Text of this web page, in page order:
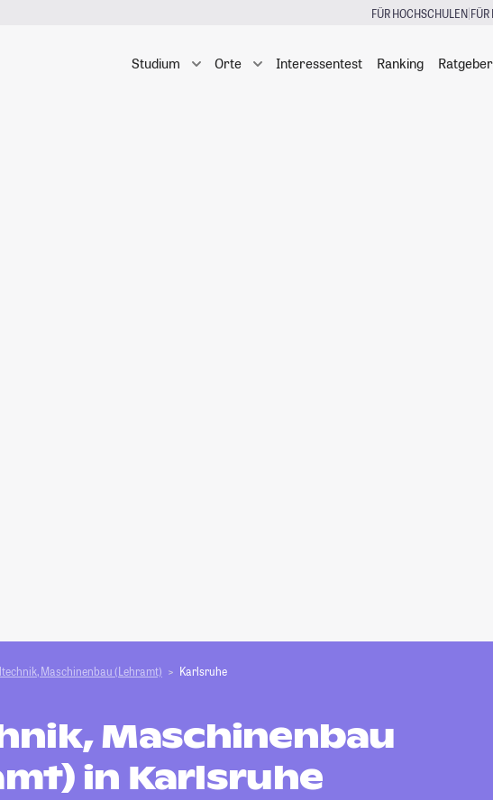
FÜR HOCHSCHULEN|FÜR
Studium Orte Interessentest Ranking Ratgeber
Maschinenbau (Lehramt) Karlsruhe
Maschinenbau
in Karlsruhe